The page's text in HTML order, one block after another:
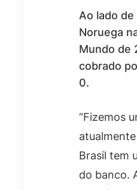
Ao lado
Noruega
Mundo de
cobrado
0.
“Fizemos
Brasil tem
do banco.